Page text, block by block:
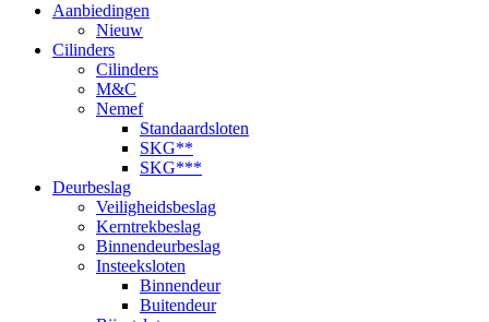
Aanbiedingen
Nieuw
Cilinders
Cilinders
M&C
Nemef
Standaardsloten
SKG**
SKG***
Deurbeslag
Veiligheidsbeslag
Kerntrekbeslag
Binnendeurbeslag
Insteeksloten
Binnendeur
Buitendeur